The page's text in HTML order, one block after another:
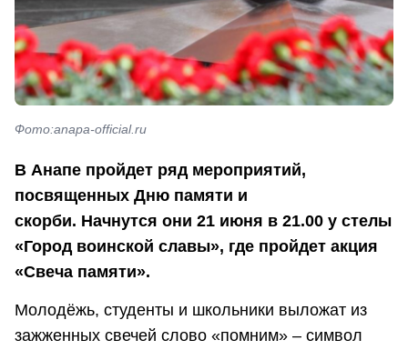
Фото:anapa-official.ru
В Анапе пройдет ряд мероприятий,
посвященных Дню памяти и
скорби. Начнутся они 21 июня в 21.00 у стелы
«Город воинской славы», где пройдет акция
«Свеча памяти».
Молодёжь, студенты и школьники выложат из
зажженных свечей слово «помним» – символ